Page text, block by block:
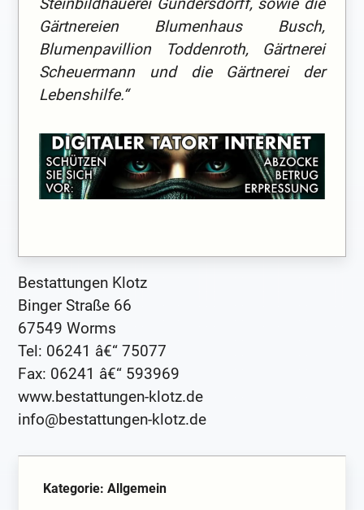
Steinbildhauerei Gundersdorff, sowie die
Gärtnereien Blumenhaus Busch,
Blumenpavillion Toddenroth, Gärtnerei
Scheuermann und die Gärtnerei der
Lebenshilfe.“
Bestattungen Klotz
Binger Straße 66
67549 Worms
Tel: 06241 â€“ 75077
Fax: 06241 â€“ 593969
www.bestattungen-klotz.de
info@bestattungen-klotz.de
Kategorie: Allgemein